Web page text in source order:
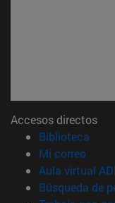
Accesos directos
Biblioteca
Mi correo(abre
Aula virtual ADI
Búsqueda de